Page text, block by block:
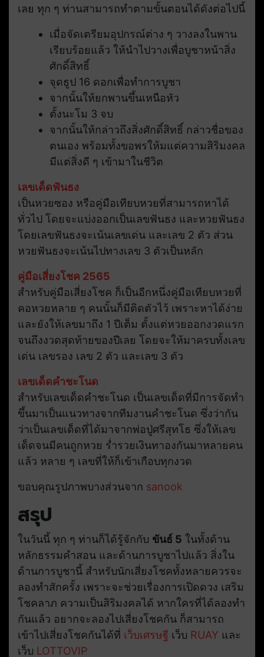
เลย ทุก ๆ ท่านสามารถทำตามขั้นตอนได้ดังต่อไปนี้
เมื่อจัดเตรียมอุปกรณ์ต่าง ๆ วางลงในพาน
เรียบร้อยแล้ว ให้นำไปวางเพื่อบูชาหน้าสิ่ง
ศักดิ์สิทธิ์
จุดธูป 16 ดอกเพื่อทำการบูชา
จากนั้นให้ยกพานขึ้นเหนือหัว
ตั้งนะโม 3 จบ
จากนั้นให้กล่าวถึงสิ่งศักดิ์สิทธิ์ กล่าวชื่อของ
ตนเอง พร้อมทั้งขอพรให้มแต่ความสิริมงคล
มีแต่สิ่งดี ๆ เข้ามาในชีวิต
เลขเด็ดฟันธง
เป็นหวยซอง หรือคู่มือเทียบหวยที่สามารถหาได้
ทั่วไป โดยจะแบ่งออกเป็นเลขฟันธง และหวยฟันธง
โดยเลขฟันธงจะเน้นเลขเด่น และเลข 2 ตัว ส่วน
หวยฟันธงจะเน้นไปทางเลข 3 ตัวเป็นหลัก
คู่มือเสี่ยงโชค 2565
สำหรับคู่มือเสี่ยงโชค ก็เป็นอีกหนึ่งคู่มือเทียบหวยที่
คอหวยหลาย ๆ คนนั้นก็มีติดตัวไว้ เพราะหาได้ง่าย
และยังให้เลขมาถึง 1 ปีเต็ม ตั้งแต่หวยออกงวดแรก
จนถึงงวดสุดท้ายของปีเลย โดยจะให้มาครบทั้งเลข
เด่น เลขรอง เลข 2 ตัว และเลข 3 ตัว
เลขเด็ดคำชะโนด
สำหรับเลขเด็ดคำชะโนด เป็นเลขเด็ดที่มีการจัดทำ
ขึ้นมาเป็นแนวทางจากทีมงานคำชะโนด ซึ่งว่ากัน
ว่าเป็นเลขเด็ดที่ได้มาจากพ่อปู่ศรีสุทโธ ซึ่งให้เลข
เด็ดจนมีคนถูกหวย ร่ำรวยเงินทาองกันมาหลายคน
แล้ว หลาย ๆ เลขที่ให้ก็เข้าเกือบทุกงวด
ขอบคุณรูปภาพบางส่วนจาก sanook
สรุป
ในวันนี้ ทุก ๆ ท่านก็ได้รู้จักกับ ขันธ์ 5 ในทั้งด้าน
หลักธรรมคำสอน และด้านการบูชาไปแล้ว สิ่งใน
ด้านการบูชานี้ สำหรับนักเสี่ยงโชคทั้งหลายควรจะ
ลองทำสักครั้ง เพราะจะช่วยเรื่องการเปิดดวง เสริม
โชคลาภ ความเป็นสิริมงคลได้ หากใครที่ได้ลองทำ
กันแล้ว อยากจะลองไปเสี่ยงโชคกัน ก็สามารถ
เข้าไปเสี่ยงโชคกันได้ที่ เว็บเศรษฐี เว็บ RUAY และ
เว็บ LOTTOVIP